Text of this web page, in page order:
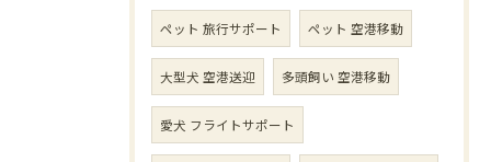
ペット 旅行サポート ペット 空港移動
大型犬 空港送迎 多頭飼い 空港移動
愛犬 フライトサポート